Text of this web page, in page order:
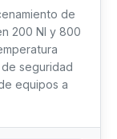
de
200 Nl y 800
seguridad
equipos a